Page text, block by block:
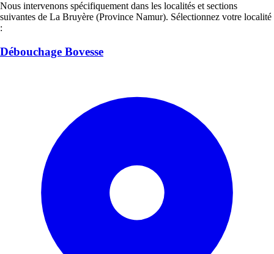
Nous intervenons spécifiquement dans les localités et sections
suivantes de La Bruyère (Province Namur). Sélectionnez votre localité
:
Débouchage Bovesse